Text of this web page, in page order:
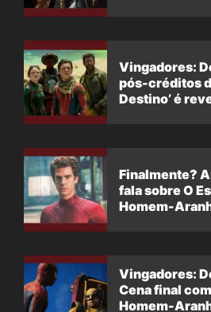
Vingadores:
pós-créditos
Destino’ é
Finalmente?
fala sobre O
Homem-
Vingadores:
Cena final
Homem-